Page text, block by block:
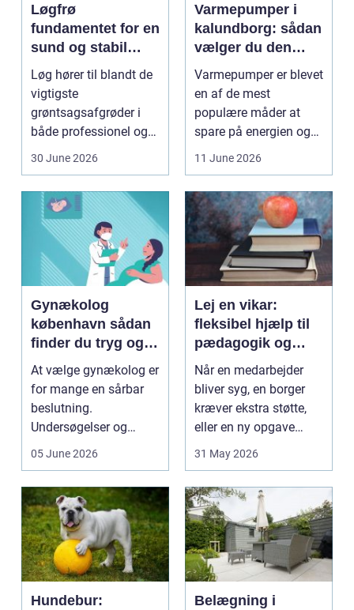
Løgfrø
fundamentet for en
sund og stabil
løgavl
Løg hører til blandt de
vigtigste
grøntsagsafgrøder i
både professionel og
30 June 2026
Varmepumper i
kalundborg: sådan
vælger du den
rigtige løsning
Varmepumper er blevet
en af de mest
populære måder at
spare på energien og
11 June 2026
Gynækolog
københavn sådan
finder du tryg og
professionel hjælp
At vælge gynækolog er
for mange en sårbar
beslutning.
Undersøgelser og
05 June 2026
Lej en vikar:
fleksibel hjælp til
pædagogik og
sundhed
Når en medarbejder
bliver syg, en borger
kræver ekstra støtte,
eller en ny opgave
31 May 2026
Hundebur:
Belægning i